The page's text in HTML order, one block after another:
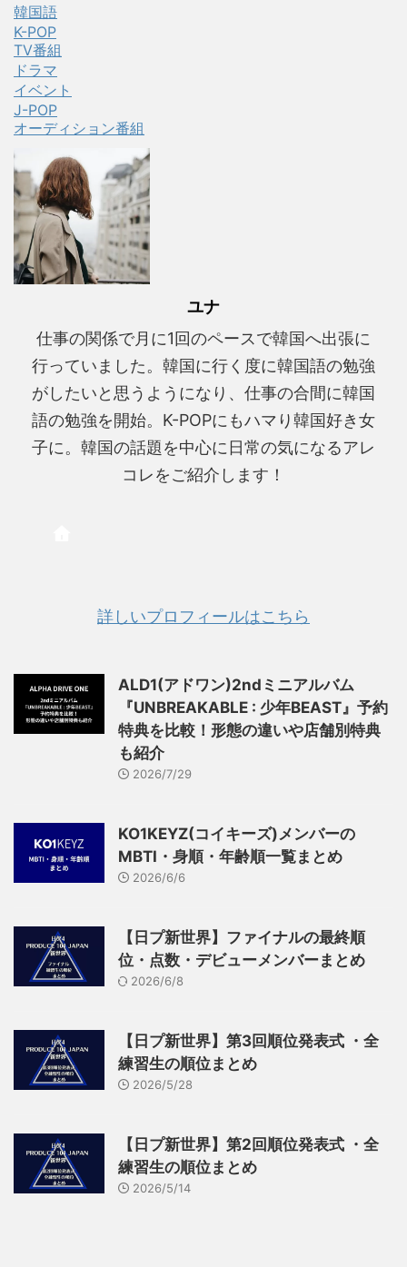
韓国語
K-POP
TV番組
ドラマ
イベント
J-POP
オーディション番組
ユナ
仕事の関係で月に1回のペースで韓国へ出張に
行っていました。韓国に行く度に韓国語の勉強
がしたいと思うようになり、仕事の合間に韓国
語の勉強を開始。K-POPにもハマり韓国好き女
子に。韓国の話題を中心に日常の気になるアレ
コレをご紹介します！
詳しいプロフィールはこちら
ALD1(アドワン)2ndミニアルバム
『UNBREAKABLE : 少年BEAST』予約
特典を比較！形態の違いや店舗別特典
も紹介
2026/7/29
KO1KEYZ(コイキーズ)メンバーの
MBTI・身順・年齢順一覧まとめ
2026/6/6
【日プ新世界】ファイナルの最終順
位・点数・デビューメンバーまとめ
2026/6/8
【日プ新世界】第3回順位発表式 ・全
練習生の順位まとめ
2026/5/28
【日プ新世界】第2回順位発表式 ・全
練習生の順位まとめ
2026/5/14